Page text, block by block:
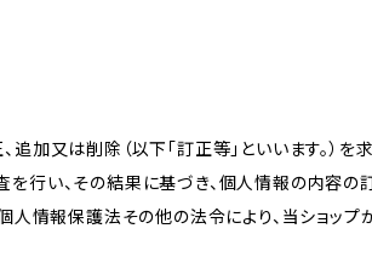
加又は削除（以下「訂正等」といいます。）を
行い、その結果に基づき、個人情報の内容の
人情報保護法その他の法令により、当ショッ